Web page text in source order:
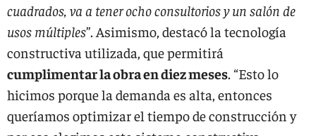
cuadrados, va a tener ocho consultorios y un salón de
usos múltiples”. Asimismo, destacó la tecnología
constructiva utilizada, que permitirá
cumplimentar la obra en diez meses. “Esto lo
hicimos porque la demanda es alta, entonces
queríamos optimizar el tiempo de construcción y